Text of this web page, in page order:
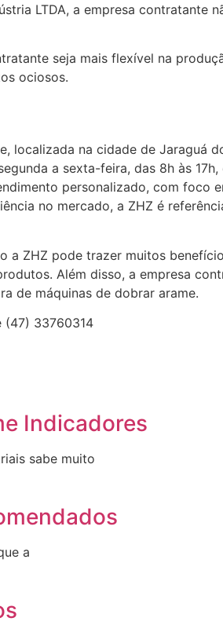
LTDA, a empresa contratante
seja mais flexível na
ociosos.
localizada na cidade de Jaraguá
a sexta-feira, das 8h às
personalizado, com foco
no mercado, a ZHZ é
a ZHZ pode trazer muitos
Além disso, a empresa
de máquinas de dobrar arame.
(47) 33760314
Indicadores
sabe muito
a